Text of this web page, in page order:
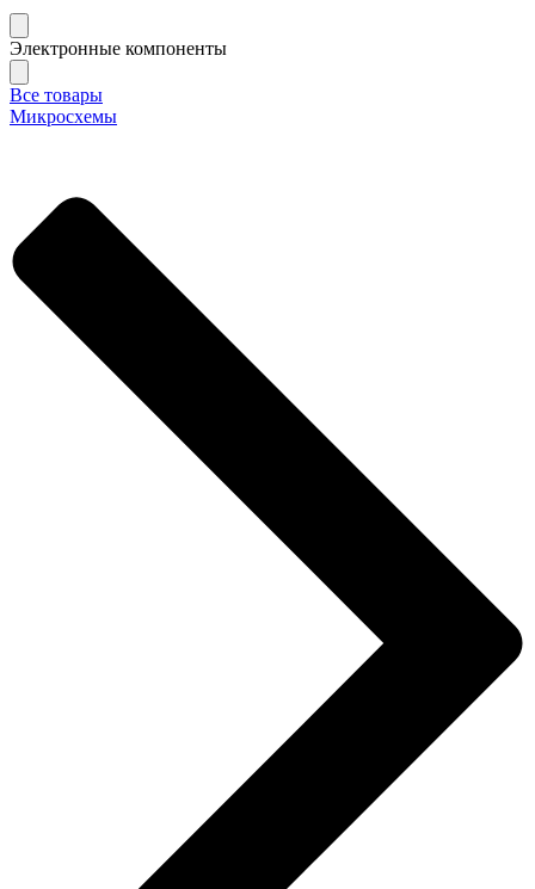
Электронные компоненты
Все товары
Микросхемы